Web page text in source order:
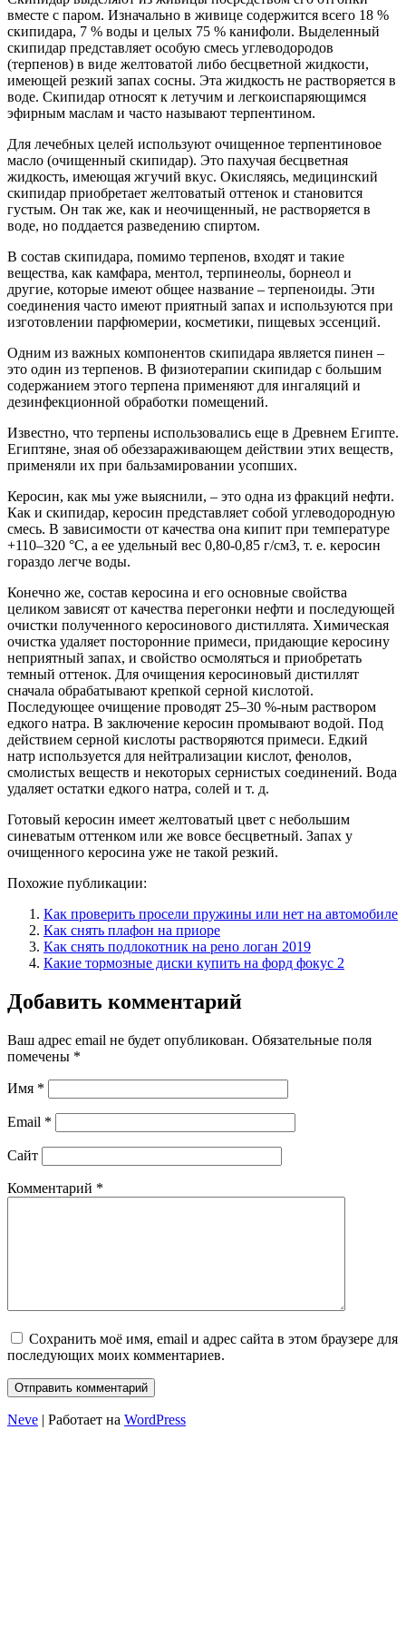
вместе с паром. Изначально в живице содержится всего 18 %
скипидара, 7 % воды и целых 75 % канифоли. Выделенный
скипидар представляет особую смесь углеводородов
(терпенов) в виде желтоватой либо бесцветной жидкости,
имеющей резкий запах сосны. Эта жидкость не растворяется в
воде. Скипидар относят к летучим и легкоиспаряющимся
эфирным маслам и часто называют терпентином.
Для лечебных целей используют очищенное терпентиновое
масло (очищенный скипидар). Это пахучая бесцветная
жидкость, имеющая жгучий вкус. Окисляясь, медицинский
скипидар приобретает желтоватый оттенок и становится
густым. Он так же, как и неочищенный, не растворяется в
воде, но поддается разведению спиртом.
В состав скипидара, помимо терпенов, входят и такие
вещества, как камфара, ментол, терпинеолы, борнеол и
другие, которые имеют общее название – терпеноиды. Эти
соединения часто имеют приятный запах и используются при
изготовлении парфюмерии, косметики, пищевых эссенций.
Одним из важных компонентов скипидара является пинен –
это один из терпенов. В физиотерапии скипидар с большим
содержанием этого терпена применяют для ингаляций и
дезинфекционной обработки помещений.
Известно, что терпены использовались еще в Древнем Египте.
Египтяне, зная об обеззараживающем действии этих веществ,
применяли их при бальзамировании усопших.
Керосин, как мы уже выяснили, – это одна из фракций нефти.
Как и скипидар, керосин представляет собой углеводородную
смесь. В зависимости от качества она кипит при температуре
+110–320 °C, а ее удельный вес 0,80-0,85 г/см3, т. е. керосин
гораздо легче воды.
Конечно же, состав керосина и его основные свойства
целиком зависят от качества перегонки нефти и последующей
очистки полученного керосинового дистиллята. Химическая
очистка удаляет посторонние примеси, придающие керосину
неприятный запах, и свойство осмоляться и приобретать
темный оттенок. Для очищения керосиновый дистиллят
сначала обрабатывают крепкой серной кислотой.
Последующее очищение проводят 25–30 %-ным раствором
едкого натра. В заключение керосин промывают водой. Под
действием серной кислоты растворяются примеси. Едкий
натр используется для нейтрализации кислот, фенолов,
смолистых веществ и некоторых сернистых соединений. Вода
удаляет остатки едкого натра, солей и т. д.
Готовый керосин имеет желтоватый цвет с небольшим
синеватым оттенком или же вовсе бесцветный. Запах у
очищенного керосина уже не такой резкий.
Похожие публикации:
Как проверить просели пружины или нет на автомобиле
Как снять плафон на приоре
Как снять подлокотник на рено логан 2019
Какие тормозные диски купить на форд фокус 2
Добавить комментарий
Ваш адрес email не будет опубликован. Обязательные поля
помечены *
Имя *
Email *
Сайт
Комментарий *
Сохранить моё имя, email и адрес сайта в этом браузере для
последующих моих комментариев.
Neve | Работает на WordPress